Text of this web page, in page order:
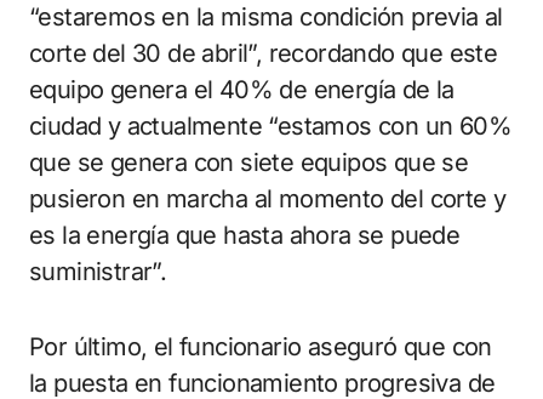
“estaremos en la misma condición previa al
corte del 30 de abril”, recordando que este
equipo genera el 40% de energía de la
ciudad y actualmente “estamos con un 60%
que se genera con siete equipos que se
pusieron en marcha al momento del corte y
es la energía que hasta ahora se puede
suministrar”.
Por último, el funcionario aseguró que con
la puesta en funcionamiento progresiva de